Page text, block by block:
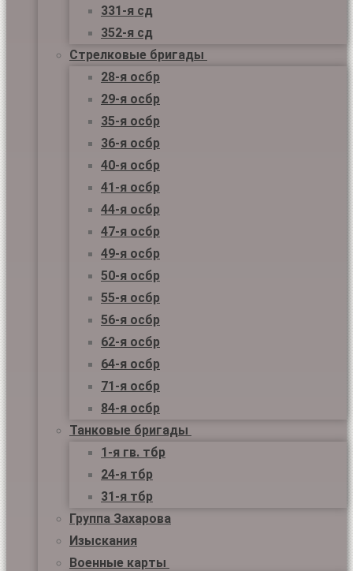
331-я сд
352-я сд
Стрелковые бригады
28-я осбр
29-я осбр
35-я осбр
36-я осбр
40-я осбр
41-я осбр
44-я осбр
47-я осбр
49-я осбр
50-я осбр
55-я осбр
56-я осбр
62-я осбр
64-я осбр
71-я осбр
84-я осбр
Танковые бригады
1-я гв. тбр
24-я тбр
31-я тбр
Группа Захарова
Изыскания
Военные карты